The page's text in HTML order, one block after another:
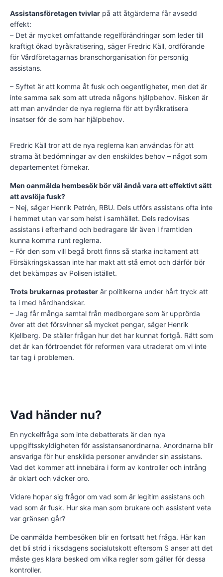
Assistansföretagen tvivlar på att åtgärderna får avsedd
effekt:
– Det är mycket omfattande regelförändringar som leder till
kraftigt ökad byråkratisering, säger Fredric Käll, ordförande
för Vårdföretagarnas branschorganisation för personlig
assistans.
– Syftet är att komma åt fusk och oegentligheter, men det är
inte samma sak som att utreda någons hjälpbehov. Risken är
att man använder de nya reglerna för att byråkratisera
insatser för de som har hjälpbehov.
Fredric Käll tror att de nya reglerna kan användas för att
strama åt bedömningar av den enskildes behov – något som
departementet förnekar.
Men oanmälda hembesök bör väl ändå vara ett effektivt sätt
att avslöja fusk?
– Nej, säger Henrik Petrén, RBU. Dels utförs assistans ofta inte
i hemmet utan var som helst i samhället. Dels redovisas
assistans i efterhand och bedragare lär även i framtiden
kunna komma runt reglerna.
– För den som vill begå brott finns så starka incitament att
Försäkringskassan inte har makt att stå emot och därför bör
det bekämpas av Polisen istället.
Trots brukarnas protester är politikerna under hårt tryck att
ta i med hårdhandskar.
– Jag får många samtal från medborgare som är upprörda
över att det försvinner så mycket pengar, säger Henrik
Kjellberg. De ställer frågan hur det har kunnat fortgå. Rätt som
det är kan förtroendet för reformen vara utraderat om vi inte
tar tag i problemen.
Vad händer nu?
En nyckelfråga som inte debatterats är den nya
uppgiftsskyldigheten för assistansanordnarna. Anordnarna blir
ansvariga för hur enskilda personer använder sin assistans.
Vad det kommer att innebära i form av kontroller och intrång
är oklart och väcker oro.
Vidare hopar sig frågor om vad som är legitim assistans och
vad som är fusk. Hur ska man som brukare och assistent veta
var gränsen går?
De oanmälda hembesöken blir en fortsatt het fråga. Här kan
det bli strid i riksdagens socialutskott eftersom S anser att det
måste ges klara besked om vilka regler som gäller för dessa
kontroller.